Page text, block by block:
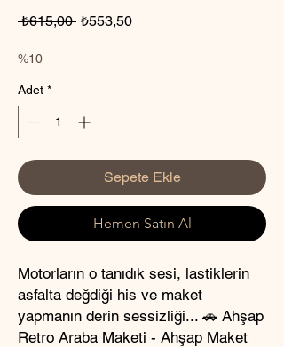
₺615,00 Normal
₺553,50İndirimli
%10
Adet *
Sepete Ekle
Hemen Satın Al
Motorların o tanıdık sesi, lastiklerin
asfalta değdiği his ve maket
yapmanın derin sessizliği... 🚗 Ahşap
Retro Araba Maketi - Ahşap Maket